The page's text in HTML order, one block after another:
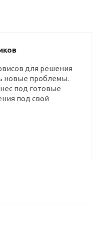
для решения
новые проблемы.
под готовые
под свой